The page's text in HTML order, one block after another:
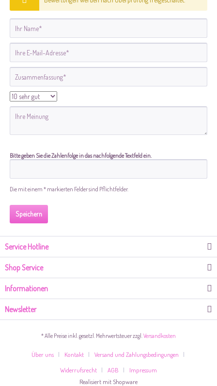
Bitte geben Sie die Zahlenfolge in das nachfolgende Textfeld ein.
Die mit einem * markierten Felder sind Pflichtfelder.
Speichern
Service Hotline
Shop Service
Informationen
Newsletter
* Alle Preise inkl. gesetzl. Mehrwertsteuer zzgl.Versandkosten
Über uns Kontakt
Versand und Zahlungsbedingungen
Widerrufsrecht
AGB
Impressum
Realisiert mit Shopware